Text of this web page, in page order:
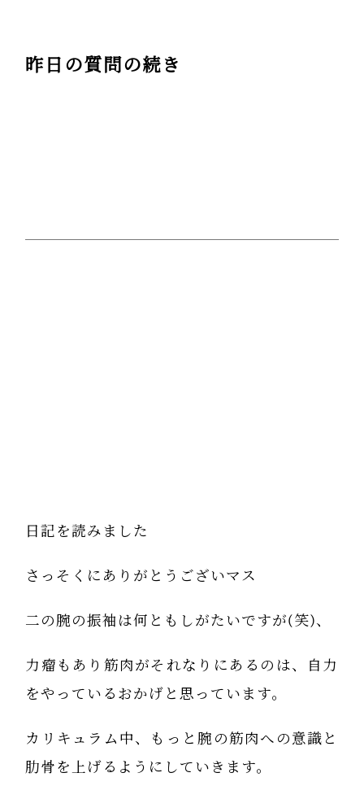
昨日の質問の続き
日記を読みました
さっそくにありがとうございマス
二の腕の振袖は何ともしがたいですが(笑)、
力瘤もあり筋肉がそれなりにあるのは、自力
をやっているおかげと思っています。
カリキュラム中、もっと腕の筋肉への意識と
肋骨を上げるようにしていきます。